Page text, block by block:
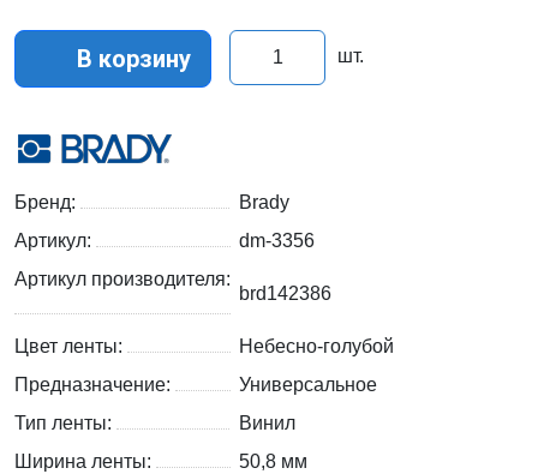
В корзину шт.
Бренд:
Brady
Артикул:
dm-3356
Артикул производителя:
brd142386
Цвет ленты:
Небесно-голубой
Предназначение:
Универсальное
Тип ленты:
Винил
Ширина ленты:
50,8 мм